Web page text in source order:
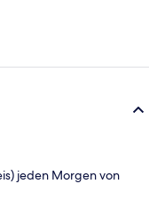
jeden Morgen von